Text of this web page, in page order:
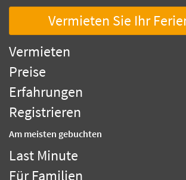
Vermieten Sie Ihr
Vermieten
Preise
Erfahrungen
Registrieren
Am meisten gebuchten
Last Minute
Für Familien